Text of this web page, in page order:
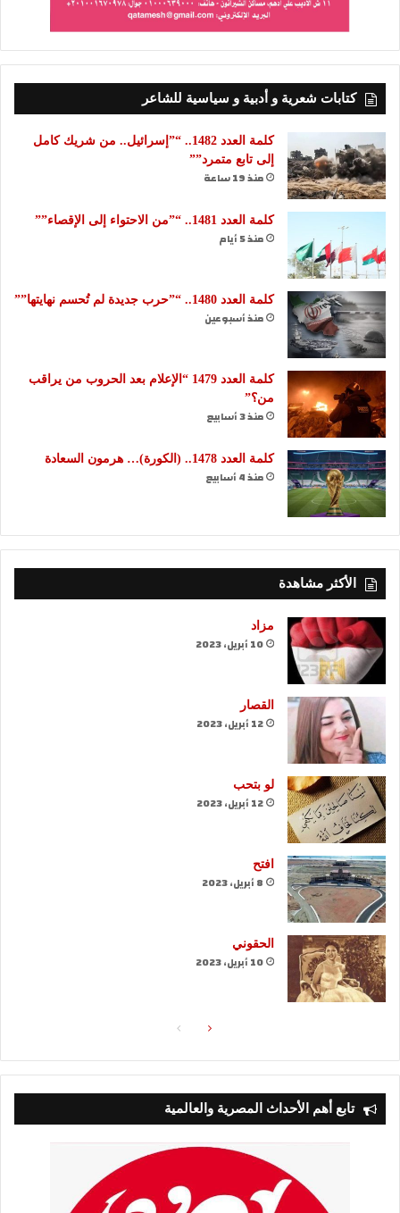
كتابات شعرية و أدبية و سياسية للشاعر
كلمة العدد 1482.. “”إسرائيل.. من شريك كامل
إلى تابع متمرد””
منذ 19 ساعة
كلمة العدد 1481.. “”من الاحتواء إلى الإقصاء””
منذ 5 أيام
كلمة العدد 1480.. “”حرب جديدة لم تُحسم نهايتها””
منذ أسبوعين
كلمة العدد 1479 “الإعلام بعد الحروب من يراقب
من؟”
منذ 3 أسابيع
كلمة العدد 1478.. (الكورة)… هرمون السعادة
منذ 4 أسابيع
الأكثر مشاهدة
مزاد
10 أبريل، 2023
القصار
12 أبريل، 2023
لو بتحب
12 أبريل، 2023
افتح
8 أبريل، 2023
الحقوني
10 أبريل، 2023
الصفحةالصفحة
تابع أهم الأحداث المصرية والعالمية